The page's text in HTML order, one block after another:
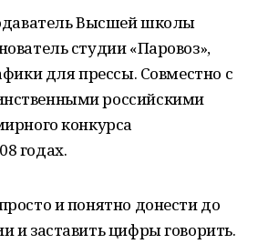
Высшей школы
студии «Паровоз»,
для прессы. Совместно с
российскими
конкурса
годах.
и понятно донести до
и заставить цифры говорить.